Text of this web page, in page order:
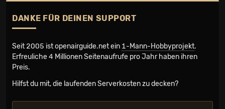
DANKE FÜR DEINEN SUPPORT
Seit 2005 ist openairguide.net ein 1-Mann-Hobbyprojekt.
Erfreuliche 4 Millionen Seiten­aufrufe pro Jahr haben ihren
Preis.
Hilfst du mit, die laufenden Serverkosten zu decken?